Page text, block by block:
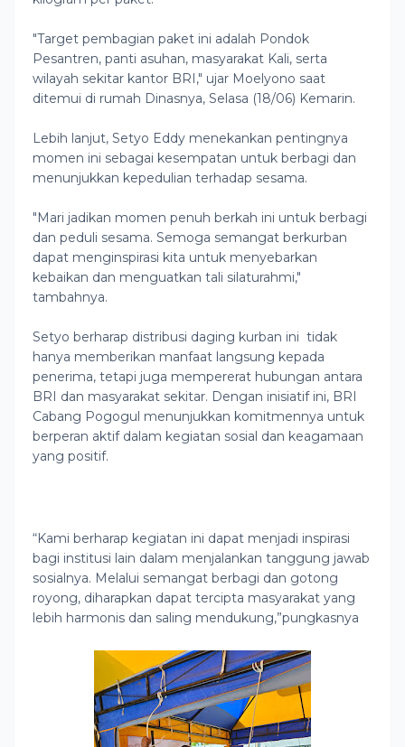
"Target pembagian paket ini adalah Pondok
Pesantren, panti asuhan, masyarakat Kali, serta
wilayah sekitar kantor BRI," ujar Moelyono saat
ditemui di rumah Dinasnya, Selasa (18/06) Kemarin.
Lebih lanjut, Setyo Eddy menekankan pentingnya
momen ini sebagai kesempatan untuk berbagi dan
menunjukkan kepedulian terhadap sesama.
"Mari jadikan momen penuh berkah ini untuk berbagi
dan peduli sesama. Semoga semangat berkurban
dapat menginspirasi kita untuk menyebarkan
kebaikan dan menguatkan tali silaturahmi,"
tambahnya.
Setyo berharap distribusi daging kurban ini tidak
hanya memberikan manfaat langsung kepada
penerima, tetapi juga mempererat hubungan antara
BRI dan masyarakat sekitar. Dengan inisiatif ini, BRI
Cabang Pogogul menunjukkan komitmennya untuk
berperan aktif dalam kegiatan sosial dan keagamaan
yang positif.
“Kami berharap kegiatan ini dapat menjadi inspirasi
bagi institusi lain dalam menjalankan tanggung jawab
sosialnya. Melalui semangat berbagi dan gotong
royong, diharapkan dapat tercipta masyarakat yang
lebih harmonis dan saling mendukung,”pungkasnya